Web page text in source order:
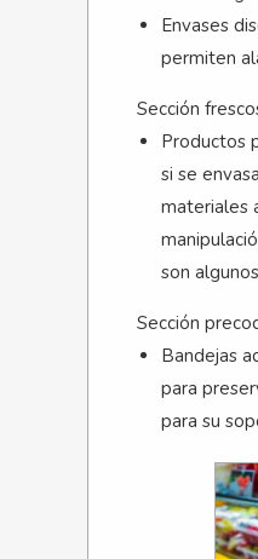
Envases
permiten
Sección
Productos
si se
materiales
son
Sección
Bandejas
para
para su